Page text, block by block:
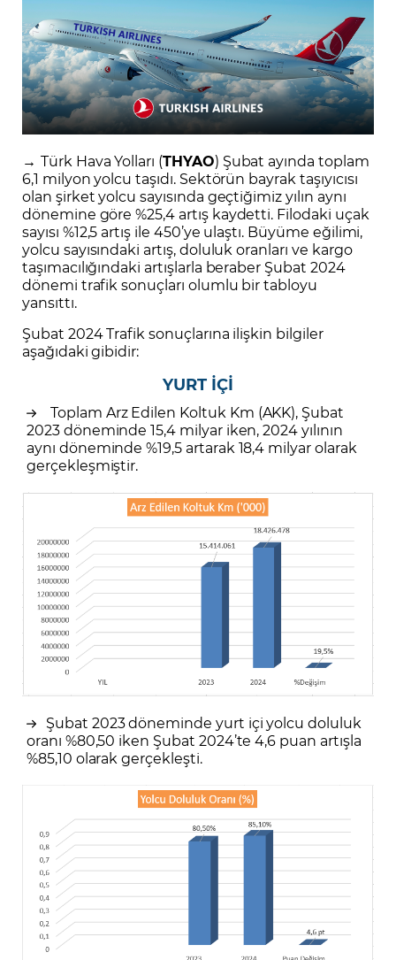
→ Türk Hava Yolları (THYAO) Şubat ayında toplam
6,1 milyon yolcu taşıdı. Sektörün bayrak taşıyıcısı
olan şirket yolcu sayısında geçtiğimiz yılın aynı
dönemine göre %25,4 artış kaydetti. Filodaki uçak
sayısı %12,5 artış ile 450’ye ulaştı. Büyüme eğilimi,
yolcu sayısındaki artış, doluluk oranları ve kargo
taşımacılığındaki artışlarla beraber Şubat 2024
dönemi trafik sonuçları olumlu bir tabloyu
yansıttı.
Şubat 2024 Trafik sonuçlarına ilişkin bilgiler
aşağıdaki gibidir:
YURT İÇİ
Toplam Arz Edilen Koltuk Km (AKK), Şubat
2023 döneminde 15,4 milyar iken, 2024 yılının
aynı döneminde %19,5 artarak 18,4 milyar olarak
gerçekleşmiştir.
Şubat 2023 döneminde yurt içi yolcu doluluk
oranı %80,50 iken Şubat 2024’te 4,6 puan artışla
%85,10 olarak gerçekleşti.